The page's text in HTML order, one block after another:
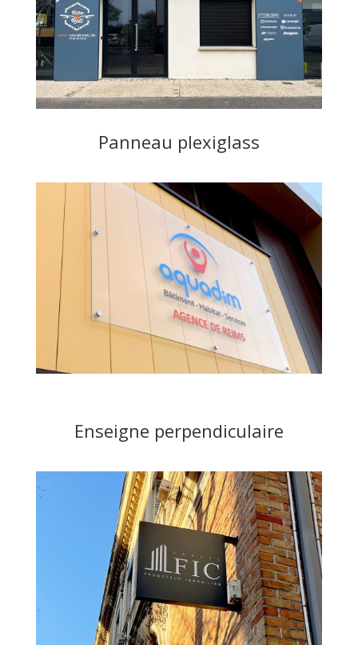
Panneau plexiglass
Enseigne perpendiculaire